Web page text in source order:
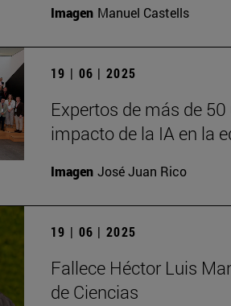
Imagen Manuel Castells
19 | 06 | 2025
Expertos de más de
impacto de la IA en la
Imagen José Juan Rico
19 | 06 | 2025
Fallece Héctor Luis
de Ciencias